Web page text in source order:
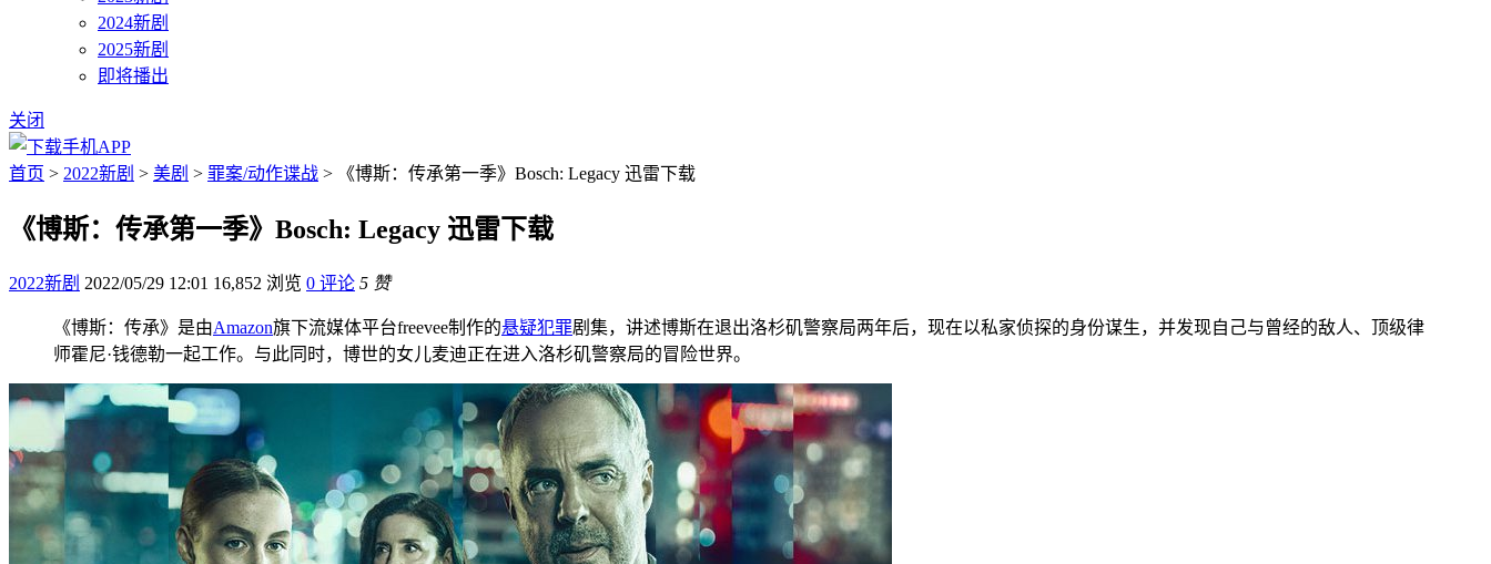
2024新剧
2025新剧
即将播出
关闭
首页 > 2022新剧 > 美剧 > 罪案/动作谍战 > 《博斯：传承第一季》Bosch: Legacy‎ 迅雷下载
《博斯：传承第一季》Bosch: Legacy‎ 迅雷下载
2022新剧 2022/05/29 12:01 16,852 浏览 0 评论 5 赞
《博斯：传承》是由Amazon旗下流媒体平台freevee制作的悬疑犯罪剧集，讲述博斯在退出洛杉矶警察局两年后，现在以私家侦探的身份谋生，并发现自己与曾经的敌人、顶级律
师霍尼·钱德勒一起工作。与此同时，博世的女儿麦迪正在进入洛杉矶警察局的冒险世界。